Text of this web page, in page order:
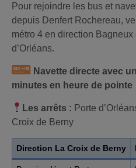
Pour rejoindre les bus et
depuis Denfert Rochereau,
métro 4 en direction
d’Orléans.
Navette directe avec
minutes en heure de pointe
Les arrêts : Porte
Croix de Berny
Direction La Croix de Berny